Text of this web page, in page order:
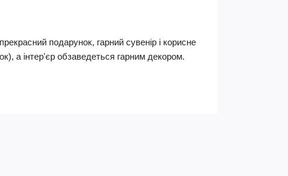
подарунок, гарний сувенір і корисне
а інтер'єр обзаведеться гарним декором.